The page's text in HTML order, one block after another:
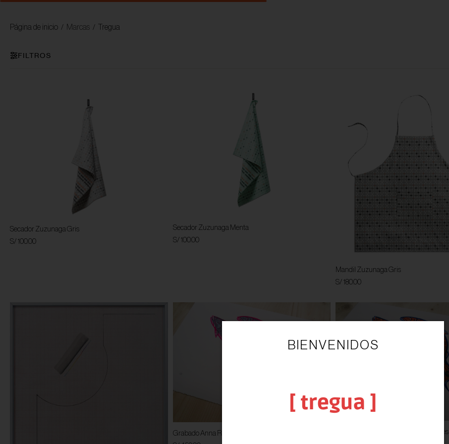
Página de inicio / Marcas / Tregua
FILTROS
Secador Zuzunaga Gris
S/ 100.00
Secador Zuzunaga Menta
S/ 100.00
Mandil Zuzunaga Gris
S/ 180.00
Grabado Anna Ruiz - Salmones II
Grabado Anna Ruiz - Somos Salmones I
BIENVENIDOS